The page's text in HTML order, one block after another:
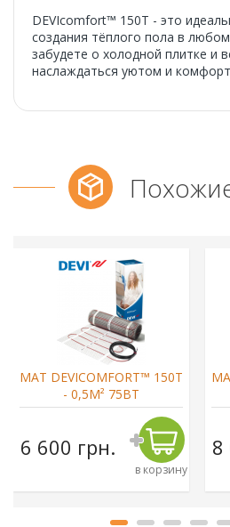
DEVIcomfort™ 150T - это
создания тёплого пола в
забудете о холодной плитке и
наслаждаться уютом и
МАТ DEVICOMFORT™ 150T
- 0,5М² 75ВТ
6 600 грн.
в корзину
8